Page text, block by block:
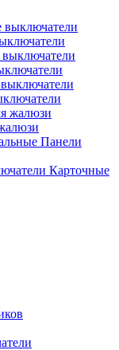
Панели
Карточные